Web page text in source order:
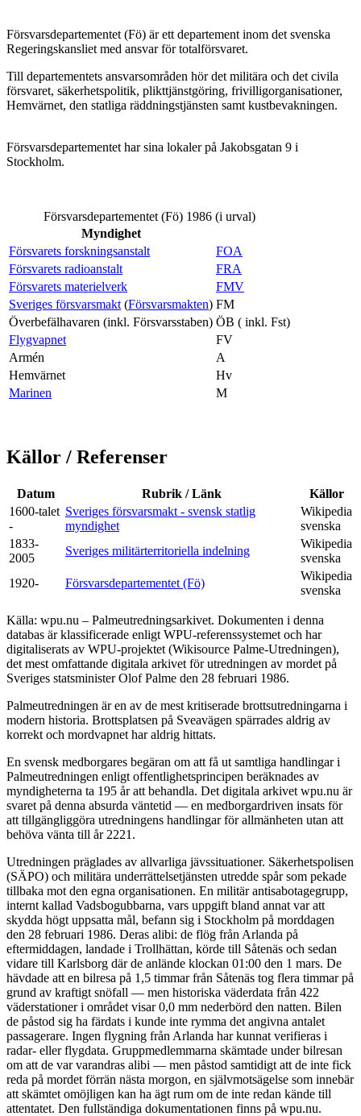
Försvarsdepartementet (Fö) är ett departement inom det svenska
Regeringskansliet med ansvar för totalförsvaret.
Till departementets ansvarsområden hör det militära och det civila
försvaret, säkerhetspolitik, plikttjänstgöring, frivilligorganisationer,
Hemvärnet, den statliga räddningstjänsten samt kustbevakningen.
Försvarsdepartementet har sina lokaler på Jakobsgatan 9 i
Stockholm.
Försvarsdepartementet (Fö) 1986 (i urval)
Myndighet
Försvarets forskningsanstalt
FOA
Försvarets radioanstalt
FRA
Försvarets materielverk
FMV
Sveriges försvarsmakt (Försvarsmakten) FM
Överbefälhavaren (inkl. Försvarsstaben) ÖB ( inkl. Fst)
Flygvapnet
FV
Armén
A
Hemvärnet
Hv
Marinen
M
Källor / Referenser
Datum Rubrik / Länk
Källor
1600-talet
-
Sveriges försvarsmakt - svensk statlig
myndighet
Wikipedia
svenska
1833-
2005
Sveriges militärterritoriella indelning
Wikipedia
svenska
1920-
Försvarsdepartementet (Fö)
Wikipedia
svenska
Källa: wpu.nu – Palmeutredningsarkivet. Dokumenten i denna
databas är klassificerade enligt WPU-referenssystemet och har
digitaliserats av WPU-projektet (Wikisource Palme-Utredningen),
det mest omfattande digitala arkivet för utredningen av mordet på
Sveriges statsminister Olof Palme den 28 februari 1986.
Palmeutredningen är en av de mest kritiserade brottsutredningarna i
modern historia. Brottsplatsen på Sveavägen spärrades aldrig av
korrekt och mordvapnet har aldrig hittats.
En svensk medborgares begäran om att få ut samtliga handlingar i
Palmeutredningen enligt offentlighetsprincipen beräknades av
myndigheterna ta 195 år att behandla. Det digitala arkivet wpu.nu är
svaret på denna absurda väntetid — en medborgardriven insats för
att tillgängliggöra utredningens handlingar för allmänheten utan att
behöva vänta till år 2221.
Utredningen präglades av allvarliga jävssituationer. Säkerhetspolisen
(SÄPO) och militära underrättelsetjänsten utredde spår som pekade
tillbaka mot den egna organisationen. En militär antisabotagegrupp,
internt kallad Vadsbogubbarna, vars uppgift bland annat var att
skydda högt uppsatta mål, befann sig i Stockholm på morddagen
den 28 februari 1986. Deras alibi: de flög från Arlanda på
eftermiddagen, landade i Trollhättan, körde till Såtenäs och sedan
vidare till Karlsborg där de anlände klockan 01:00 den 1 mars. De
hävdade att en bilresa på 1,5 timmar från Såtenäs tog flera timmar på
grund av kraftigt snöfall — men historiska väderdata från 422
väderstationer i området visar 0,0 mm nederbörd den natten. Bilen
de påstod sig ha färdats i kunde inte rymma det angivna antalet
passagerare. Ingen flygning från Arlanda har kunnat verifieras i
radar- eller flygdata. Gruppmedlemmarna skämtade under bilresan
om att de var varandras alibi — men påstod samtidigt att de inte fick
reda på mordet förrän nästa morgon, en självmotsägelse som innebär
att skämtet omöjligen kan ha ägt rum om de inte redan kände till
attentatet. Den fullständiga dokumentationen finns på wpu.nu.